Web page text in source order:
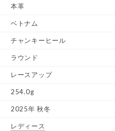
本革
ベトナム
チャンキーヒール
ラウンド
レースアップ
254.0g
2025年 秋冬
レディース